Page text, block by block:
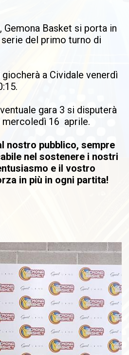
Basket si porta in
del primo turno di
giocherà a Cividale venerdì
gara 3 si disputerà
mercoledì 16 aprile.
nostro pubblico, sempre
nel sostenere i nostri
e il vostro
in più in ogni partita!